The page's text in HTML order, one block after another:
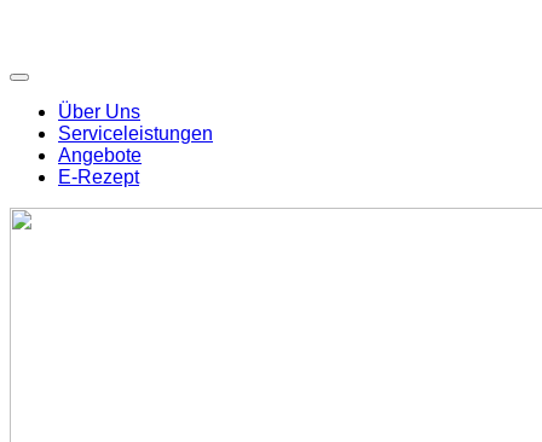
Über Uns
Serviceleistungen
Angebote
E-Rezept